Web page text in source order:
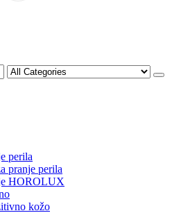
perila
pranje perila
HOROLUX
kožo